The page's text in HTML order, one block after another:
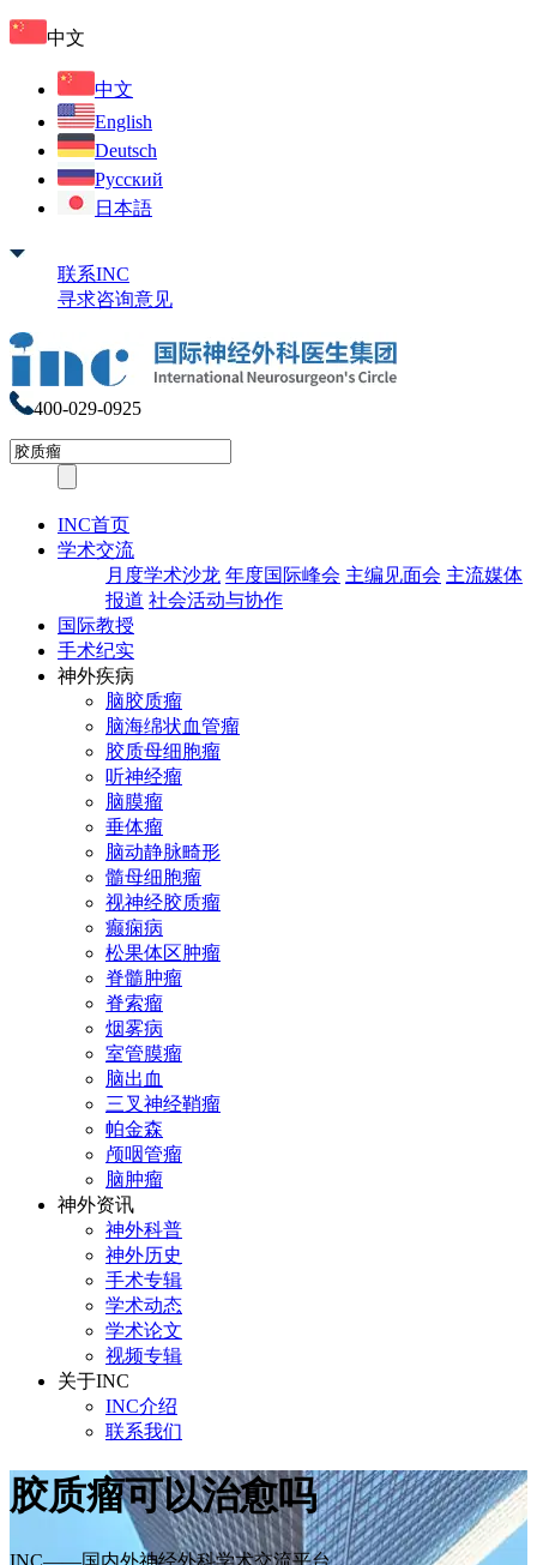
中文
中文
English
Deutsch
Русский
日本語
联系INC
寻求咨询意见
400-029-0925
INC首页
学术交流
月度学术沙龙 年度国际峰会 主编见面会 主流媒体
报道 社会活动与协作
国际教授
手术纪实
神外疾病
脑胶质瘤
脑海绵状血管瘤
胶质母细胞瘤
听神经瘤
脑膜瘤
垂体瘤
脑动静脉畸形
髓母细胞瘤
视神经胶质瘤
癫痫病
松果体区肿瘤
脊髓肿瘤
脊索瘤
烟雾病
室管膜瘤
脑出血
三叉神经鞘瘤
帕金森
颅咽管瘤
脑肿瘤
神外资讯
神外科普
神外历史
手术专辑
学术动态
学术论文
视频专辑
关于INC
INC介绍
联系我们
胶质瘤可以治愈吗
INC——国内外神经外科学术交流平台